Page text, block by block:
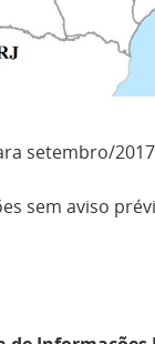
setembro/
sem aviso